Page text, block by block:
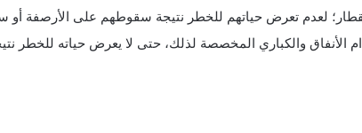
لعدم تعرض حياتهم للخطر نتيجة سقوطهم على الأرصفة
الأنفاق والكباري المخصصة لذلك، حتى لا يعرض حياته للخطر